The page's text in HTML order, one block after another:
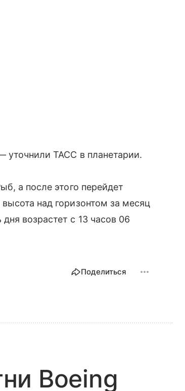
уточнили ТАСС в планетарии.
а после этого перейдет
над горизонтом за месяц
возрастет с 13 часов 06
Поделиться
Boeing